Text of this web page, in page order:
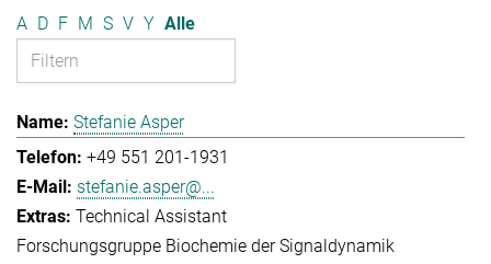
A D F M S V Y Alle
Stefanie Asper
+49 551 201-1931
stefanie.asper@...
Technical Assistant
Forschungsgruppe Biochemie der Signaldynamik